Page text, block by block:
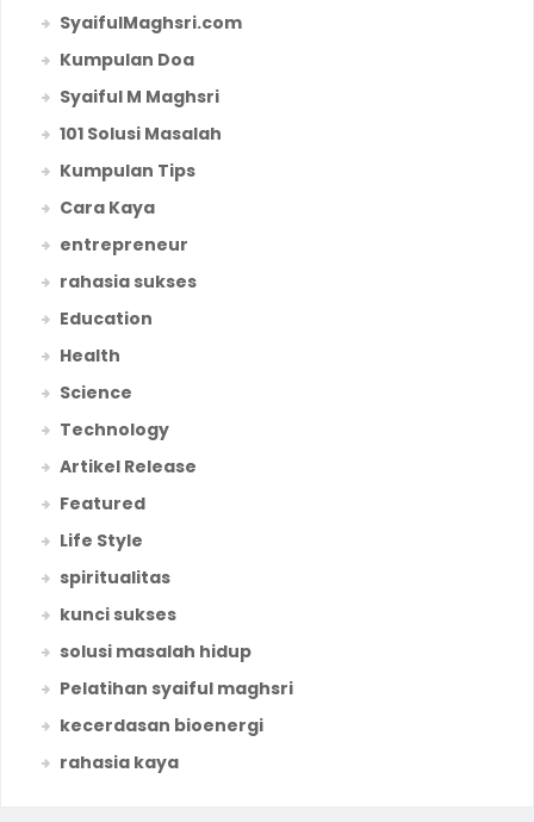
SyaifulMaghsri.com
Kumpulan Doa
Syaiful M Maghsri
101 Solusi Masalah
Kumpulan Tips
Cara Kaya
entrepreneur
rahasia sukses
Education
Health
Science
Technology
Artikel Release
Featured
Life Style
spiritualitas
kunci sukses
solusi masalah hidup
Pelatihan syaiful maghsri
kecerdasan bioenergi
rahasia kaya